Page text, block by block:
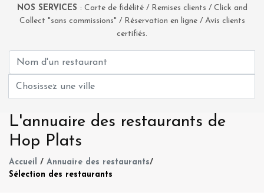
NOS SERVICES : Carte de fidélité / Remises clients / Click and
Collect "sans commissions" / Réservation en ligne / Avis clients
certifiés.
L'annuaire des restaurants de
Hop Plats
Accueil / Annuaire des restaurants/
Sélection des restaurants